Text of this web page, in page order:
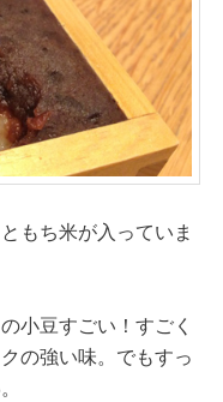
もち米が入っていま
小豆すごい！すごく
の強い味。でもすっ